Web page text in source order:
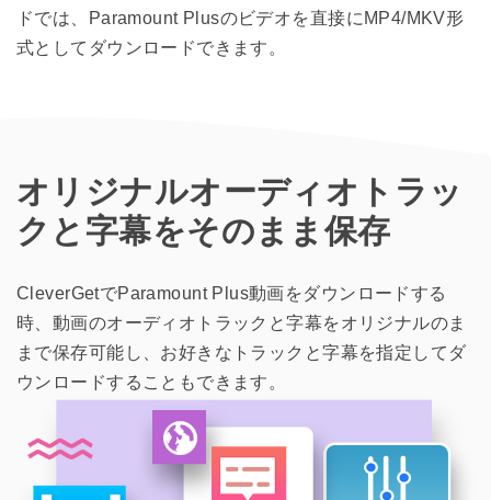
ドでは、Paramount Plusのビデオを直接にMP4/MKV形
式としてダウンロードできます。
オリジナルオーディオトラッ
クと字幕をそのまま保存
CleverGetでParamount Plus動画をダウンロードする
時、動画のオーディオトラックと字幕をオリジナルのま
まで保存可能し、お好きなトラックと字幕を指定してダ
ウンロードすることもできます。